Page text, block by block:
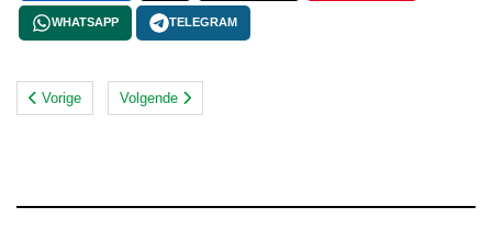
WHATSAPP TELEGRAM
Vorige Volgende